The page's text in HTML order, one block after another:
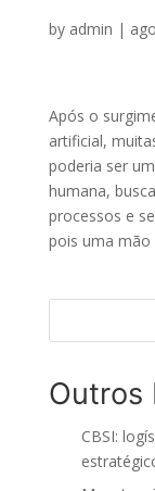
by admin |
Após o
artificial,
poderia ser
humana,
processos e
pois uma mão
Outros
CBSI: